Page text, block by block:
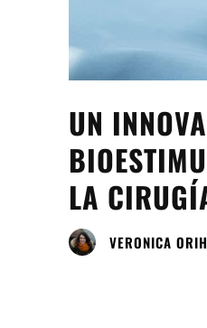
UN
LA
VERONICA